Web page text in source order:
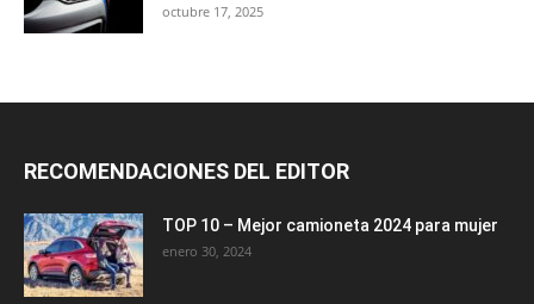
octubre 17, 2025
RECOMENDACIONES DEL EDITOR
TOP 10 – Mejor camioneta 2024 para mujer
enero 30, 2024